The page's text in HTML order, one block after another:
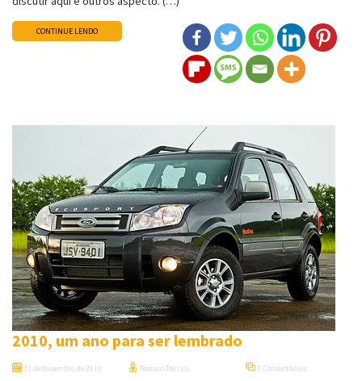
CONTINUE LENDO
2010, um ano para ser lembrado
31 de dezembro de 2010 Renato Parizzi 7 Comentários